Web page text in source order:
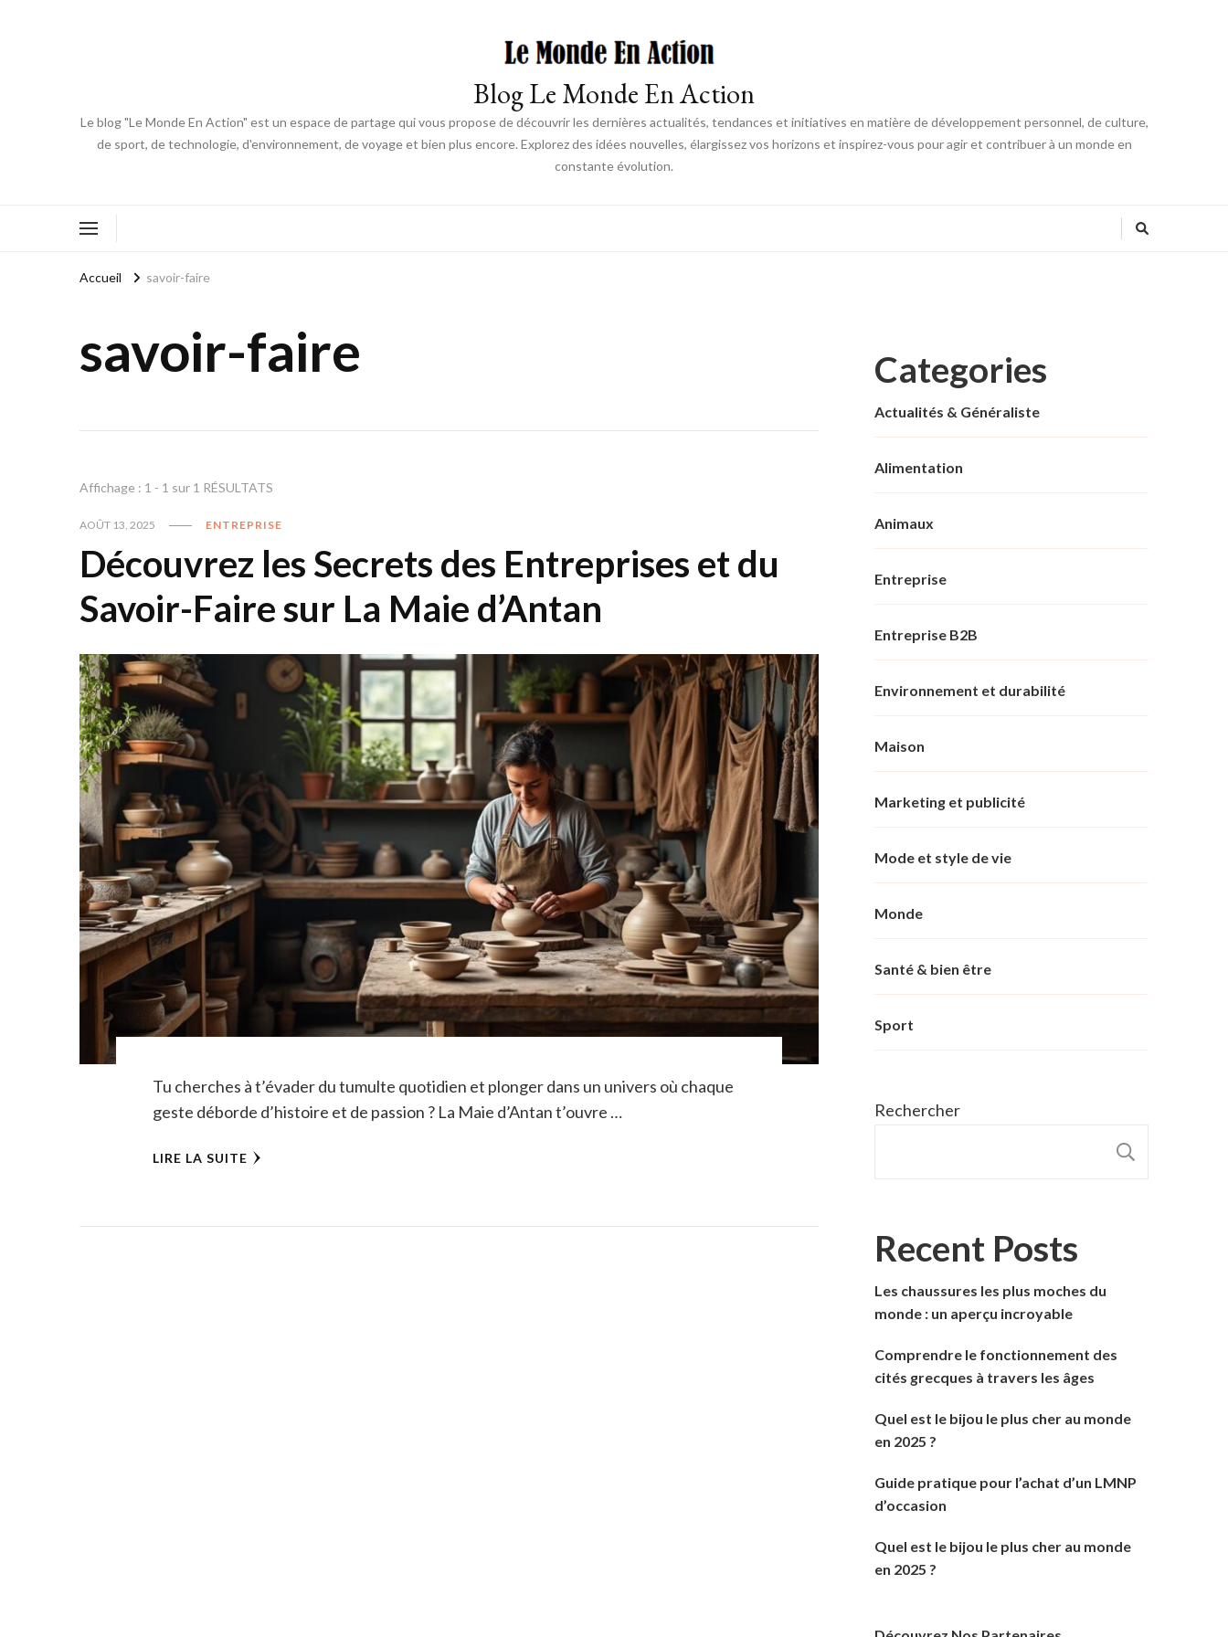
Blog Le Monde En Action
Le blog "Le Monde En Action" est un espace de partage qui vous propose de découvrir les dernières actualités, tendances et initiatives en matière de développement personnel, de culture,
de sport, de technologie, d'environnement, de voyage et bien plus encore. Explorez des idées nouvelles, élargissez vos horizons et inspirez-vous pour agir et contribuer à un monde en
constante évolution.
Accueil savoir-faire
savoir-faire
Affichage : 1 - 1 sur 1 RÉSULTATS
AOÛT 13, 2025 ENTREPRISE
Découvrez les Secrets des Entreprises et du
Savoir-Faire sur La Maie d’Antan
Tu cherches à t’évader du tumulte quotidien et plonger dans un univers où chaque
geste déborde d’histoire et de passion ? La Maie d’Antan t’ouvre …
LIRE LA SUITE
Categories
Actualités & Généraliste
Alimentation
Animaux
Entreprise
Entreprise B2B
Environnement et durabilité
Maison
Marketing et publicité
Mode et style de vie
Monde
Santé & bien être
Sport
Rechercher
Recent Posts
Les chaussures les plus moches du
monde : un aperçu incroyable
Comprendre le fonctionnement des
cités grecques à travers les âges
Quel est le bijou le plus cher au monde
en 2025 ?
Guide pratique pour l’achat d’un LMNP
d’occasion
Quel est le bijou le plus cher au monde
en 2025 ?